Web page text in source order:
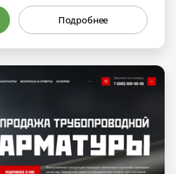
Подробнее